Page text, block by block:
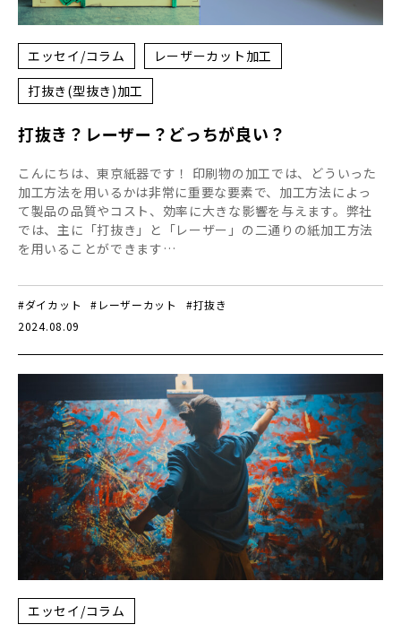
エッセイ/コラム
レーザーカット加工
打抜き(型抜き)加工
打抜き？レーザー？どっちが良い？
こんにちは、東京紙器です！ 印刷物の加工では、どういった
加工方法を用いるかは非常に重要な要素で、加工方法によっ
て製品の品質やコスト、効率に大きな影響を与えます。弊社
では、主に「打抜き」と「レーザー」の二通りの紙加工方法
を用いることができます…
#ダイカット #レーザーカット
#打抜き
2024.08.09
エッセイ/コラム